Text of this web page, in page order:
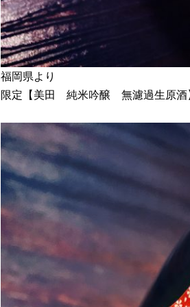
福岡県より
限定【美田 純米吟醸 無濾過生原酒